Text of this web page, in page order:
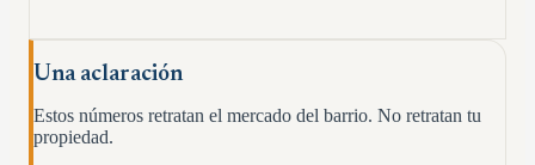
Una aclaración
Estos números retratan el mercado del barrio. No retratan tu
propiedad.